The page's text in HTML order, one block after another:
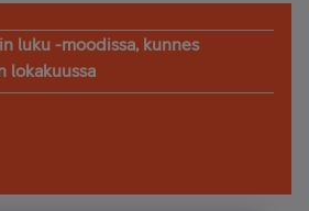
luku -moodissa, kunnes
lokakuussa